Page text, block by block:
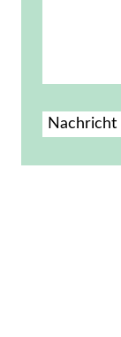
Nachricht